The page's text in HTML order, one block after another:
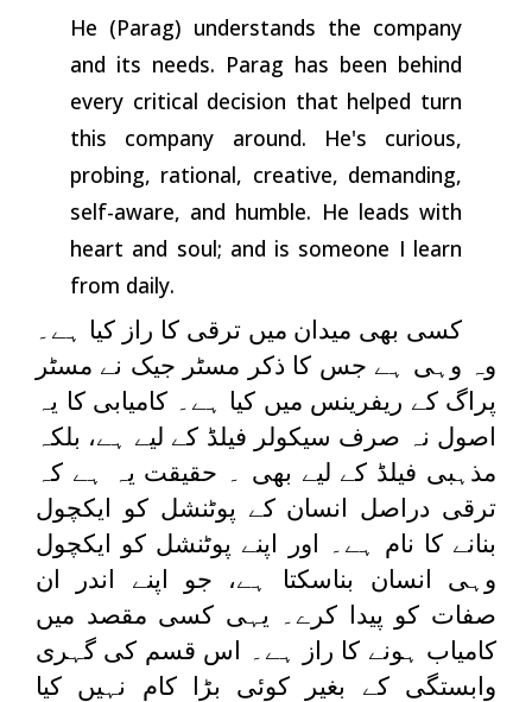
He (Parag) understands the company
and its needs. Parag has been behind
every critical decision that helped turn
this company around. He's curious,
probing, rational, creative, demanding,
self-aware, and humble. He leads with
heart and soul; and is someone I learn
from daily.
کسی بھی میدان میں ترقی کا راز کیا ہے۔
وہ وہی ہے جس کا ذکر مسٹر جیک نے مسٹر
پراگ کے ریفرینس میں کیا ہے۔ کامیابی کا یہ
اصول نہ صرف سیکولر فیلڈ کے لیے ہے، بلکہ
مذہبی فیلڈ کے لیے بھی ۔ حقیقت یہ ہے کہ
ترقی دراصل انسان کے پوٹنشل کو ایکچول
بنانے کا نام ہے۔ اور اپنے پوٹنشل کو ایکچول
وہی انسان بناسکتا ہے، جو اپنے اندر ان
صفات کو پیدا کرے۔ یہی کسی مقصد میں
کامیاب ہونے کا راز ہے۔ اس قسم کی گہری
وابستگی کے بغیر کوئی بڑا کام نہیں کیا